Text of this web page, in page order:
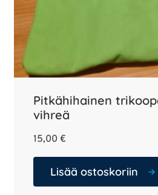
Pitkähihainen
vihreä
15,00 €
Lisää ostoskoriin